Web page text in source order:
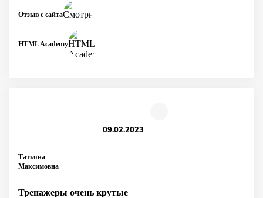
HTML Academy
Отзыв с сайта
Татьяна
Максимовна
09.02.2023
Тренажеры очень крутые